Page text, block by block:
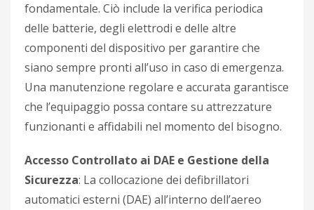
fondamentale. Ciò include la verifica periodica
delle batterie, degli elettrodi e delle altre
componenti del dispositivo per garantire che
siano sempre pronti all’uso in caso di emergenza.
Una manutenzione regolare e accurata garantisce
che l’equipaggio possa contare su attrezzature
funzionanti e affidabili nel momento del bisogno.
Accesso Controllato ai DAE e Gestione della
Sicurezza: La collocazione dei defibrillatori
automatici esterni (DAE) all’interno dell’aereo